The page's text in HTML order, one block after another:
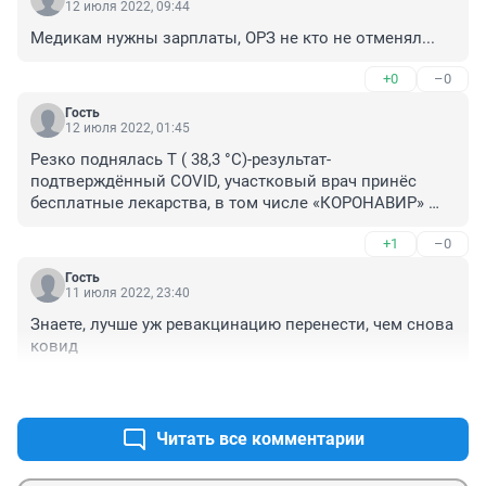
12 июля 2022, 09:44
Медикам нужны зарплаты, ОРЗ не кто не отменял...
+0 –0
Гость
12 июля 2022, 01:45
Резко поднялась T ( 38,3 °C)-результат-
подтверждённый СОVID, участковый врач принёс
бесплатные лекарства, в том числе «КОРОНАВИР»
Фавипирави́р. Препарат лицензирован в Японии для
лечения только атипичного (несезонного) гриппа в
условиях новых пандемий, в клинической практике
стран мира фавипиравир не используется для
лечения COVID-19.В России фавипиравир включен в
лекарственных препаратов Минздрава России. В
июле 2020 года результаты клинических испытаний в
Японии препарата по лечению COVID-19 по словам
+1 –0
Гость
11 июля 2022, 23:40
Знаете, лучше уж ревакцинацию перенести, чем снова
ковид
Читать все комментарии